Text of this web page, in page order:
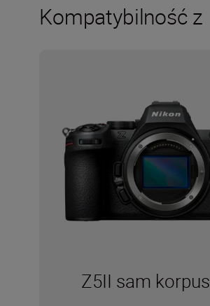
Kompatybilność z
Z5II sam korpus